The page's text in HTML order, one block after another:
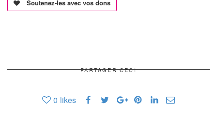
Soutenez-les avec vos dons
PARTAGER CECI
0 likes